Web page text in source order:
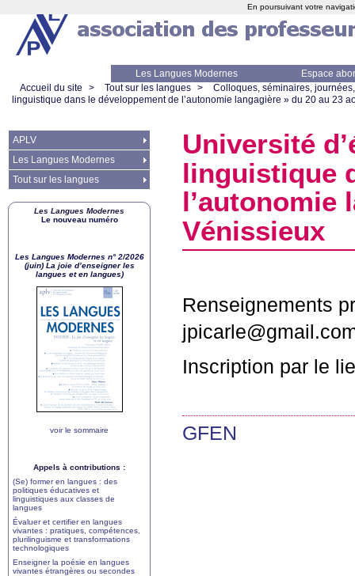
Les Langues Modernes
Espace
Accueil du site
> Tout sur les langues >
Colloques, séminaires,
linguistique dans le développement de l’autonomie langagière » du 20 au 23
Université
linguistique
l’autonomie
Vénissieux
Renseignements
Inscription par le
GFEN
APLV
Les Langues Modernes
Tout sur les langues
Les Langues Modernes
Le nouveau numéro
Les Langues Modernes n° 2/2026
(juin) La joie d’enseigner les
langues et en langues)
voir le sommaire
Appels à contributions :
(Se) former en langues : des
politiques éducatives et
linguistiques aux classes de
langues
Évaluer et certifier en langues
vivantes : pratiques, compétences,
plurilinguisme et transformations
technologiques
Enseigner la poésie en langues
vivantes étrangères ou secondes
En poursuivant votre